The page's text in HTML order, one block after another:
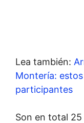
Lea también:
Montería:
participantes
Son en total